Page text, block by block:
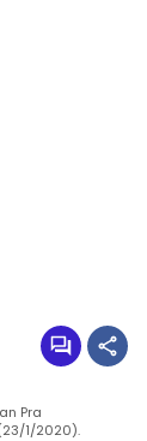
Pra
1/2020).